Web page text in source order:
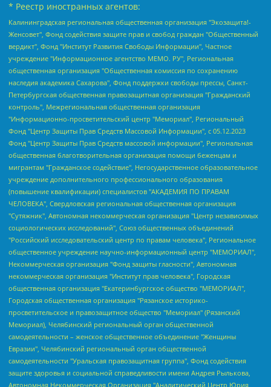
* Реестр иностранных агентов:
Калининградская региональная общественная организация "Экозащита!-Женсовет", Фонд содействия защите прав и свобод граждан "Общественный вердикт", Фонд "Институт Развития Свободы Информации", Частное учреждение "Информационное агентство МЕМО. РУ", Региональная общественная организация "Общественная комиссия по сохранению наследия академика Сахарова", Фонд поддержки свободы прессы, Санкт-Петербургская общественная правозащитная организация "Гражданский контроль", Межрегиональная общественная организация "Информационно-просветительский центр "Мемориал", Региональный Фонд "Центр Защиты Прав Средств Массовой Информации", с 05.12.2023 Фонд "Центр Защиты Прав Средств массовой информации", Региональная общественная благотворительная организация помощи беженцам и мигрантам "Гражданское содействие", Негосударственное образовательное учреждение дополнительного профессионального образования (повышение квалификации) специалистов "АКАДЕМИЯ ПО ПРАВАМ ЧЕЛОВЕКА", Свердловская региональная общественная организация "Сутяжник", Автономная некоммерческая организация "Центр независимых социологических исследований", Союз общественных объединений "Российский исследовательский центр по правам человека", Региональное общественное учреждение научно-информационный центр "МЕМОРИАЛ", Некоммерческая организация "Фонд защиты гласности", Автономная некоммерческая организация "Институт прав человека", Городская общественная организация "Екатеринбургское общество "МЕМОРИАЛ", Городская общественная организация "Рязанское историко-просветительское и правозащитное общество "Мемориал" (Рязанский Мемориал), Челябинский региональный орган общественной самодеятельности – женское общественное объединение "Женщины Евразии", Челябинский региональный орган общественной самодеятельности "Уральская правозащитная группа", Фонд содействия защите здоровья и социальной справедливости имени Андрея Рылькова, Автономная Некоммерческая Организация "Аналитический Центр Юрия Левады", Автономная некоммерческая организация социальной поддержки населения "Проект Апрель", Региональная общественная организация помощи женщинам и детям, находящимся в кризисной ситуации "Информационно-методический центр "Анна", Фонд содействия развитию массовых коммуникаций и правовому просвещению "Так-так-Так", Фонд содействия устойчивому развитию "Серебряная тайга", Свердловский региональный общественный фонд социальных проектов "Новое время", "Idel.Реалии", Кавказ.Реалии, Крым.Реалии, Телеканал Настоящее Время, Татаро-башкирская служба Радио Свобода (Azatliq Radiosi), Радио Свободная Европа/Радио Свобода (PCE/PC), "Сибирь.Реалии", "Фактограф", Благотворительный фонд помощи осужденным и их семьям, Автономная некоммерческая организация "Институт глобализации и социальных движений", Фонд "В защиту прав заключенных", Частное учреждение "Центр поддержки и содействия развитию средств массовой информации", Пензенский региональный общественный благотворительный фонд "Гражданский союз", "Север.Реалии", Некоммерческая организация Фонд "Правовая инициатива", Общество с ограниченной ответственностью "Радио Свободная Европа/Радио Свобода", Чешское информационное агентство "MEDIUM-ORIENT", Красноярская региональная общественная организация "Мы против СПИДа", Камалягин Денис Николаевич, Маркелов Сергей Евгеньевич, Пономарев Лев Александрович, Савицкая Людмила Алексеевна, Автономная некоммерческая организация "Центр по работе с проблемой насилия "НАСИЛИЮ.НЕТ", Межрегиональный профессиональный союз работников здравоохранения "Альянс врачей", Юридическое лицо, зарегистрированное в Латвийской Республике, SIA "Medusa Project" (регистрационный номер 40103797863, дата регистрации 10.06.2014), Некоммерческая организация "Фонд по борьбе с коррупцией", Автономная некоммерческая организация "Институт права и публичной политики", Баданин Роман Сергеевич, Гликин Максим Александрович, Железнова Мария Михайловна, Лукьянова Юлия Сергеевна, Маетная Елизавета Витальевна, Маняхин Петр Борисович, Чуракова Ольга Владимировна, Ярош Юлия Петровна, Юридическое лицо "The Insider SIA", зарегистрированное в Риге, Латвийская Республика (дата регистрации 26.06.2015), являющееся администратором доменного имени интернет-издания "The Insider SIA", https://theins.ru, Постернак Алексей Евгеньевич, Рубин Михаил Аркадьевич, Анин Роман Александрович, Юридическое лицо Istories fonds, зарегистрированное в Латвийской Республике (регистрационный номер 50008295751, дата регистрации 24.02.2020), Великовский Дмитрий Александрович, Долинина Ирина Николаевна, Мароховская Алеся Алексеевна, Шлейнов Роман Юрьевич, Шмагун Олеся Валентиновна, Общество с ограниченной ответственностью "Альтаир 2021", Общество с ограниченной ответственностью "Вега 2021", Общество с ограниченной ответственностью "Главный редактор 2021", Общество с ограниченной ответственностью "Ромашки монолит", Важенков Артем Валерьевич, Ивановская областная общественная организация "Центр гендерных исследований", Гурман Юрий Альбертович, Медиапроект "ОВД-Инфо", Егоров Владимир Владимирович, Жилинский Владимир Александрович, Общество с ограниченной ответственностью "ЗП", Иванова София Юрьевна, Карезина Инна Павловна, Кильтау Екатерина Викторовна, Петров Алексей Викторович, Пискунов Сергей Евгеньевич, Смирнов Сергей Сергеевич, Тихонов Михаил Сергеевич, Общество с ограниченной ответственностью "ЖУРНАЛИСТ-ИНОСТРАННЫЙ АГЕНТ", Арапова Галина Юрьевна, Вольтская Татьяна Анатольевна, Американская компания "Mason G.E.S. Anonymous Foundation" (США), являющаяся владельцем интернет-издания https://mnews.world/, Компания "Stichting Bellingcat", зарегистрированная в Нидерландах (дата регистрации 11.07.2018), Захаров Андрей Вячеславович, Клепиковская Екатерина Дмитриевна, Общество с ограниченной ответственностью "МЕМО", Перл Роман Александрович, Симонов Евгений Алексеевич, Соловьева Елена Анатольевна, Сотников Даниил Владимирович, Сурначева Елизавета Дмитриевна, Автономная некоммерческая организация по защите прав человека и информированию населения "Якутия – Наше Мнение", Общество с ограниченной ответственностью "Москоу диджитал медиа", с 26.01.2023 Общество с ограниченной ответственностью "Чайка Белые сады", Ветошкина Валерия Валерьевна, Заговора Максим Александрович, Межрегиональное общественное движение "Российская ЛГБТ - сеть", Оленичев Максим Владимирович, Павлов Иван Юрьевич, Скворцова Елена Сергеевна, Общество с ограниченной ответственностью "Как бы инагент", Кочетков Игорь Викторович, Общество с ограниченной ответственностью "Честные выборы", Еланчик Олег Александрович, Общество с ограниченной ответственностью "Нобелевский призыв", Гималова Регина Эмилевна, Григорьев Андрей Валерьевич, Григорьева Алина Александровна, Ассоциация по содействию защите прав призывников, альтернативнослужащих и военнослужащих "Правозащитная группа "Гражданин.Армия.Право", Хисамова Регина Фаритовна, Автономная некоммерческая организация по реализации социально-правовых программ "Лилит", Дальневосточное общественное движение "Маяк", Санкт-Петербургская ЛГБТ-инициативная группа "Выход", Инициативная группа ЛГБТ+ "Реверс", Алексеев Андрей Викторович, Бекбулатова Таисия Львовна, Беляев Иван Михайлович, Владыкина Елена Сергеевна, Гельман Марат Александрович, Никульшина Вероника Юрьевна, Толоконникова Надежда Андреевна, Шендерович Виктор Анатольевич, Общество с ограниченной ответственностью "Данное сообщение", Общество с ограниченной ответственностью Издательский дом "Новая глава", Айнбиндер Александра Александровна, Московский комьюнити-центр для ЛГБТ+инициатив, Благотворительный фонд развития филантропии, Deutsche Welle (Германия, Kurt-Schumacher-Strasse 3, 53113 Bonn), Борзунова Мария Михайловна, Воробьев Виктор Викторович, Голубева Анна Львовна, Константинова Алла Михайловна, Малкова Ирина Владимировна, Мурадов Мурад Абдулгалимович, Осетинская Елизавета Николаевна, Понасенков Евгений Николаевич, Ганапольский Матвей Юрьевич, Киселев Евгений Алексеевич, Борухович Ирина Григорьевна, Дремин Иван Тимофеевич, Дубровский Дмитрий Викторович, Красноярская региональная общественная организация поддержки и развития альтернативных образовательных технологий и межкультурных коммуникаций "ИНТЕРРА", Маяковская Екатерина Алексеевна, Фейгин Марк Захарович, Филимонов Андрей Викторович, Дзугкоева Регина Николаевна, Доброхотов Роман Александрович, Дудь Юрий Александрович, Елкин Сергей Владимирович, Кругликов Кирилл Игоревич, Сабунаева Мария Леонидовна, Семенов Алексей Владимирович, Шаинян Карен Багратович, Шульман Екатерина Михайловна, Асафьев Артур Валерьевич, Вахштайн Виктор Семенович, Венедиктов Алексей Алексеевич, Лушникова Екатерина Евгеньевна, Волков Леонид Михайлович, Невзоров Александр Глебович, Пархоменко Сергей Борисович, Сироткин Ярослав Николаевич, Кара-Мурза Владимир Владимирович, Баранова Наталья Владимировна, Гозман Леонид Яковлевич, Кагарлицкий Борис Юльевич, Климарев Михаил Валерьевич, Милов Владимир Станиславович, Автономная некоммерческая организация Краснодарский центр современного искусства "Типография", Моргенштерн Алишер Тагирович, Соболь Любовь Эдуардовна, Общество с ограниченной ответственностью "ЛИЗА НОРМ", Каспаров Гарри Кимович, Ходорковский Михаил Борисович, Общество с ограниченной ответственностью "Апрельские тезисы", Данилович Ирина Брониславовна, Кашин Олег Владимирович, Петров Николай Владимирович, Пивоваров Алексей Владимирович, Соколов Михаил Владимирович, Цветкова Юлия Владимировна, Чичваркин Евгений Александрович, Комитет против пыток/Команда против пыток, Общество с ограниченной ответственностью "Первый научный", Общество с ограниченной ответственностью "Вертолет и ко", Белоцерковская Вероника Борисовна, Кац Максим Евгеньевич, Лазарева Татьяна Юрьевна, Шаведдинов Руслан Табризович, Яшин Илья Валерьевич, Общество с ограниченной ответственностью "Иноагент ААВ", Алешковский Дмитрий Петрович, Альбац Евгения Марковна, Быков Дмитрий Львович, Галямина Юлия Евгеньевна, Лойко Сергей Леонидович, Мартынов Кирилл Константинович, Медведев Сергей Александрович, Крашенинников Федор Геннадиевич, Гордеева Катерина Вл